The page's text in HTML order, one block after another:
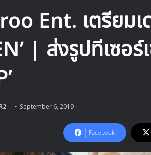
Ent. เตรียมเ
| ส่งรูปทีเซอร์
September 6, 2019
Facebook